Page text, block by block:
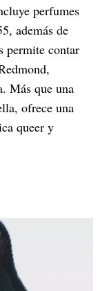
perfumes
además de
permite contar
Más que una
ofrece una
queer y